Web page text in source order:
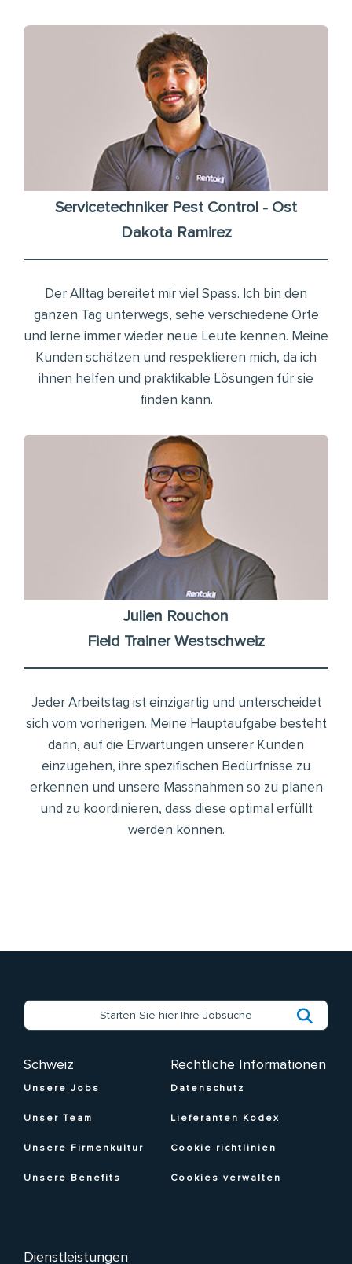
Servicetechniker Pest Control - Ost
Dakota Ramirez
Der Alltag bereitet mir viel Spass. Ich bin den
ganzen Tag unterwegs, sehe verschiedene Orte
und lerne immer wieder neue Leute kennen. Meine
Kunden schätzen und respektieren mich, da ich
ihnen helfen und praktikable Lösungen für sie
finden kann.
Julien Rouchon
Field Trainer Westschweiz
Jeder Arbeitstag ist einzigartig und unterscheidet
sich vom vorherigen. Meine Hauptaufgabe besteht
darin, auf die Erwartungen unserer Kunden
einzugehen, ihre spezifischen Bedürfnisse zu
erkennen und unsere Massnahmen so zu planen
und zu koordinieren, dass diese optimal erfüllt
werden können.
Schweiz
Unsere Jobs
Unser Team
Unsere Firmenkultur
Unsere Benefits
Dienstleistungen
Rechtliche Informationen
Datenschutz
Lieferanten Kodex
Cookie richtlinien
Cookies verwalten